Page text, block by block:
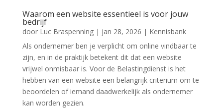
Waarom een website essentieel is voor jouw
bedrijf
door Luc Braspenning| jan 28, 2026 | Kennisbank
Als ondernemer ben je verplicht om online vindbaar te
zijn, en in de praktijk betekent dit dat een website
vrijwel onmisbaar is. Voor de Belastingdienst is het
hebben van een website een belangrijk criterium om te
beoordelen of iemand daadwerkelijk als ondernemer
kan worden gezien.